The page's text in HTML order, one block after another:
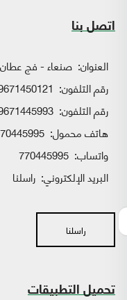
اتصل بنا
العنوان: صنعاء - فج
رقم التلفون:
رقم التلفون:
هاتف محمول:
واتساب:
البريد الإلكتروني: راسلنا
راسلنا
تحميل التطبيقات